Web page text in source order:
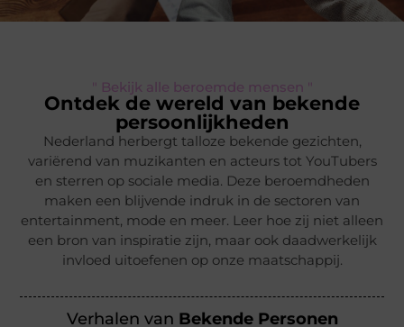
" Bekijk alle beroemde mensen "
Ontdek de wereld van bekende
persoonlijkheden
Nederland herbergt talloze bekende gezichten,
variërend van muzikanten en acteurs tot YouTubers
en sterren op sociale media. Deze beroemdheden
maken een blijvende indruk in de sectoren van
entertainment, mode en meer. Leer hoe zij niet alleen
een bron van inspiratie zijn, maar ook daadwerkelijk
invloed uitoefenen op onze maatschappij.
Verhalen van Bekende Personen